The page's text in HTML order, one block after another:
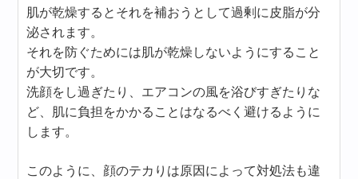
肌が乾燥するとそれを補おうとして過剰に皮脂が分
泌されます。
それを防ぐためには肌が乾燥しないようにすること
が大切です。
洗顔をし過ぎたり、エアコンの風を浴びすぎたりな
ど、肌に負担をかかることはなるべく避けるように
します。
このように、顔のテカりは原因によって対処法も違